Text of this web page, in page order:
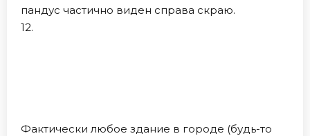
пандус частично виден справа скраю.
12.
Фактически любое здание в городе (будь-то